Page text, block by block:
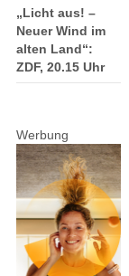
„Licht aus! –
Neuer Wind im
alten Land“:
ZDF, 20.15 Uhr
Werbung